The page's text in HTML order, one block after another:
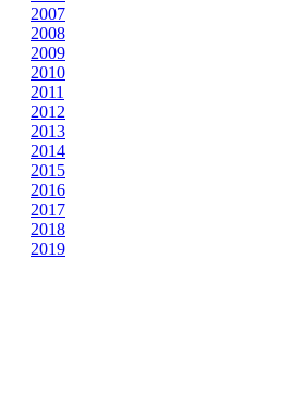
2007
2008
2009
2010
2011
2012
2013
2014
2015
2016
2017
2018
2019